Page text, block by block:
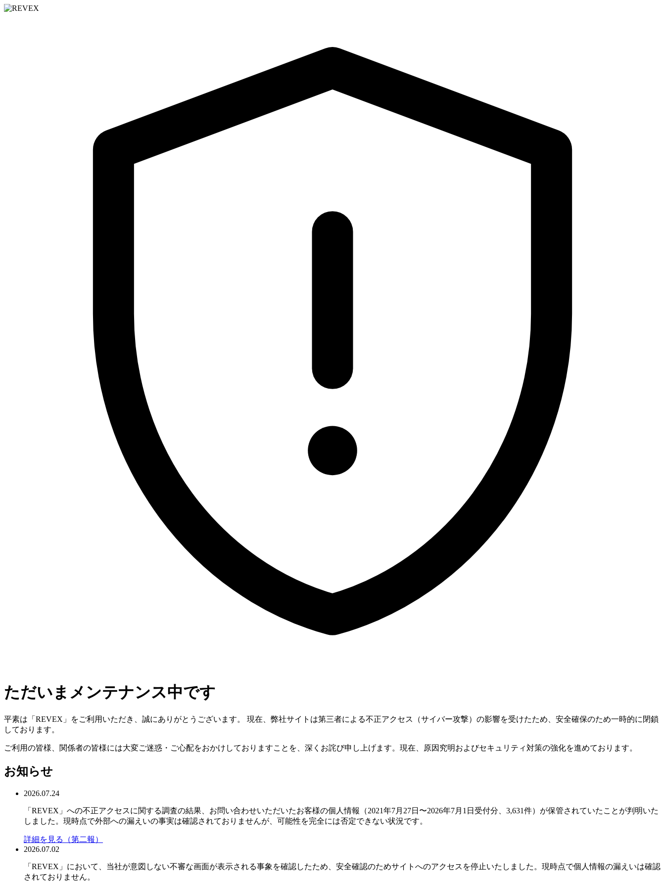
ただいまメンテナンス中です
平素は「REVEX」をご利用いただき、誠にありがとうございます。 現在、弊社サイトは第三者による不正アクセス（サイバー攻撃）の影響を受けたため、安全確保のため一時的に閉鎖
しております。
ご利用の皆様、関係者の皆様には大変ご迷惑・ご心配をおかけしておりますことを、深くお詫び申し上げます。現在、原因究明およびセキュリティ対策の強化を進めております。
お知らせ
2026.07.24
「REVEX」への不正アクセスに関する調査の結果、お問い合わせいただいたお客様の個人情報（2021年7月27日〜2026年7月1日受付分、3,631件）が保管されていたことが判明いた
しました。現時点で外部への漏えいの事実は確認されておりませんが、可能性を完全には否定できない状況です。
詳細を見る（第二報）
2026.07.02
「REVEX」において、当社が意図しない不審な画面が表示される事象を確認したため、安全確認のためサイトへのアクセスを停止いたしました。現時点で個人情報の漏えいは確認
されておりません。